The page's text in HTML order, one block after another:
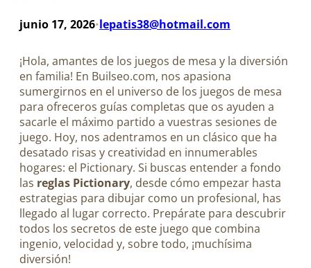
junio 17, 2026•lepatis38@hotmail.com
¡Hola, amantes de los juegos de mesa y la diversión
en familia! En Builseo.com, nos apasiona
sumergirnos en el universo de los juegos de mesa
para ofreceros guías completas que os ayuden a
sacarle el máximo partido a vuestras sesiones de
juego. Hoy, nos adentramos en un clásico que ha
desatado risas y creatividad en innumerables
hogares: el Pictionary. Si buscas entender a fondo
las reglas Pictionary, desde cómo empezar hasta
estrategias para dibujar como un profesional, has
llegado al lugar correcto. Prepárate para descubrir
todos los secretos de este juego que combina
ingenio, velocidad y, sobre todo, ¡muchísima
diversión!